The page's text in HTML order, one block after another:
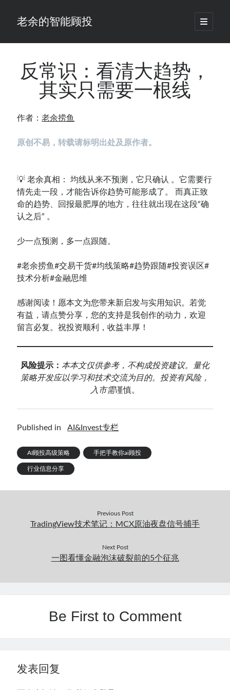
老余的智能顾投
open
primary
Sidebar
最新发表 ：
老余看市：假曙光、核电弹药上膛、AI分化
讲故事
码）
为什么说每年6月底是罗素2000最干净的套利窗口？
我拿Reddit上高赞的趋势策略，认真跑了一遍回测（附代码）
老余看市：长鑫4万亿，A股却蒸发12.4万亿
网站备案号：鄂ICP备2024064768号
反常识：看清大趋势，
其实只需要一根线
作者：老余捞鱼
原创不易，转载请标明出处及原作者。
💡 老余真相： 均线从来不预测，它只确认 。它需要行
情先走一段，才能告诉你趋势可能形成了。 而真正致
命的趋势、回报最肥厚的地方，往往就出现在这段“确
认之后” 。
少一点预测，多一点跟随。
#老余捞鱼#交易干货#均线策略#趋势跟随#投资误区#
技术分析#金融思维
感谢阅读！愿本文为您带来新启发与实用知识。若觉
有益，请点赞分享，您的支持是我创作的动力，欢迎
留言必复。祝投资顺利，收益丰厚！
风险提示： 本本文仅供参考，不构成投资建议。量化
策略开发应以学习和技术交流为目的。投资有风险，
入市需谨慎。
Published in AI&Invest专栏
AI顾投高级策略 手把手教你ai顾投
行业信息分享
Previous Post
TradingView技术笔记：MCX原油夜盘信号捕手
Next Post
一图看懂金融泡沫破裂前的5个征兆
Be First to Comment
发表回复